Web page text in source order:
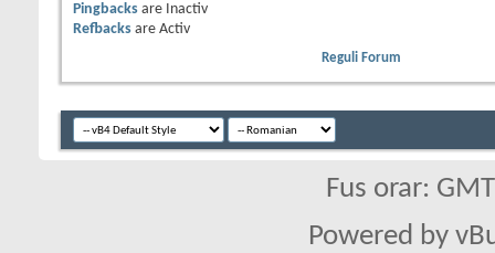
Pingbacks are
Inactiv
Refbacks are Activ
Reguli Forum
Fus orar:
Powered by